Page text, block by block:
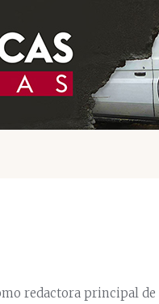
redactora principal de